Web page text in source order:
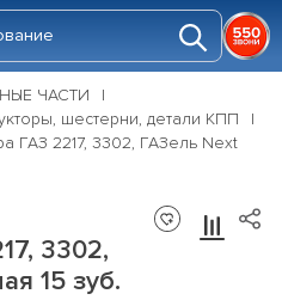
ЧАСТИ
шестерни, детали КПП
ГАЗ 2217, 3302, ГАЗель Next
3302,
15 зуб.